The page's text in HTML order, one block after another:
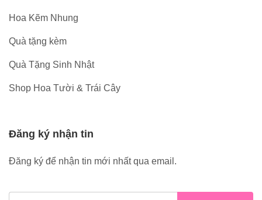
Hoa Kẽm Nhung
Quà tặng kèm
Quà Tặng Sinh Nhật
Shop Hoa Tười & Trái Cây
Đăng ký nhận tin
Đăng ký để nhận tin mới nhất qua email.